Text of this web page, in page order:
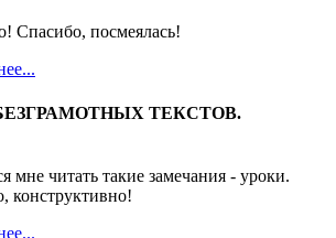
Спасибо, посмеялась!
ТЕКСТОВ.
мне читать такие замечания - уроки.
конструктивно!